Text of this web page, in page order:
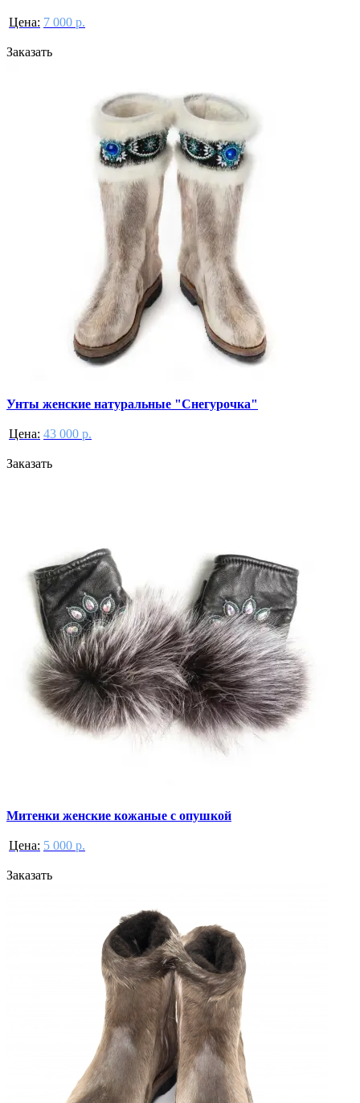
Цена: 7 000 р.
Заказать
Унты женские натуральные "Снегурочка"
Цена: 43 000 р.
Заказать
Митенки женские кожаные с опушкой
Цена: 5 000 р.
Заказать